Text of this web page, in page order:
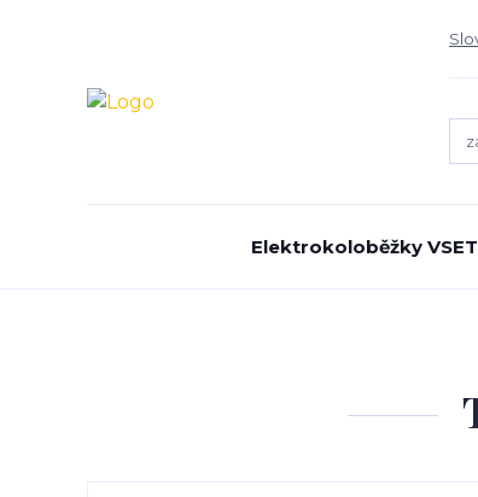
Elektrokoloběžky